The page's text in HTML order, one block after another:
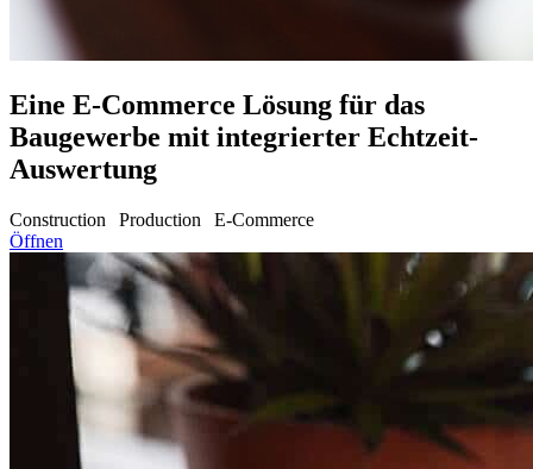
Eine E-Commerce Lösung für das
Baugewerbe mit integrierter Echtzeit-
Auswertung
Construction Production
E-Commerce
Öffnen